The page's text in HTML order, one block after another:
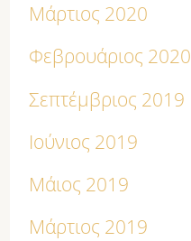
Μάρτιος 2020
Φεβρουάριος 2020
Σεπτέμβριος 2019
Ιούνιος 2019
Μάιος 2019
Μάρτιος 2019